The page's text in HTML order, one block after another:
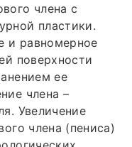
члена с
пластики.
и равномерное
поверхности
ее
члена –
Увеличение
члена (пениса)